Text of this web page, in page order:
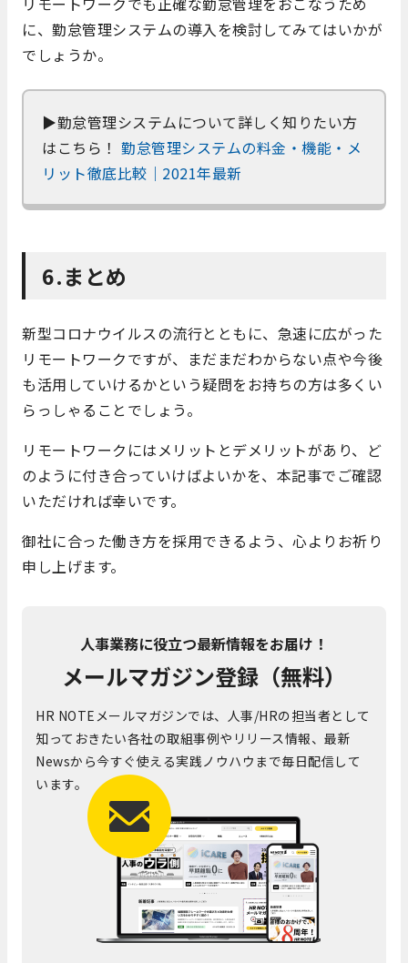
に、勤怠管理システムの導入を検討してみてはいかが
でしょうか。
▶勤怠管理システムについて詳しく知りたい方
はこちら！ 勤怠管理システムの料金・機能・メ
リット徹底比較｜2021年最新
6.まとめ
新型コロナウイルスの流行とともに、急速に広がった
リモートワークですが、まだまだわからない点や今後
も活用していけるかという疑問をお持ちの方は多くい
らっしゃることでしょう。
リモートワークにはメリットとデメリットがあり、ど
のように付き合っていけばよいかを、本記事でご確認
いただければ幸いです。
御社に合った働き方を採用できるよう、心よりお祈り
申し上げます。
人事業務に役立つ最新情報をお届け！
メールマガジン登録（無料）
HR NOTEメールマガジンでは、人事/HRの担当者として
知っておきたい各社の取組事例やリリース情報、最新
Newsから今すぐ使える実践ノウハウまで毎日配信して
います。